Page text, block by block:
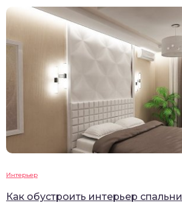
Интерьер
Как обустроить интерьер спальни